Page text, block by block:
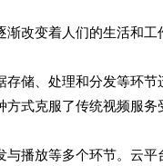
改变着人们的生活和
储、处理和分发等环
式克服了传统视频服
播放等多个环节。云